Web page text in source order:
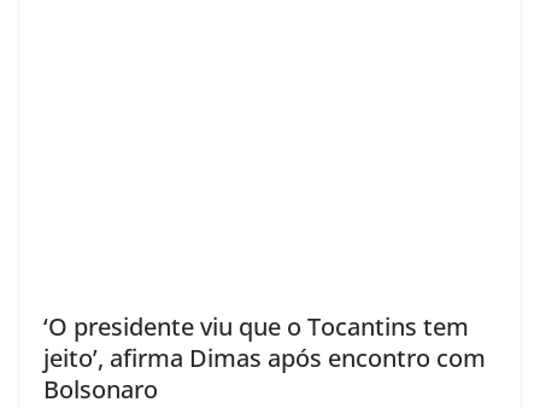
‘O presidente viu que o Tocantins tem
jeito’, afirma Dimas após encontro com
Bolsonaro